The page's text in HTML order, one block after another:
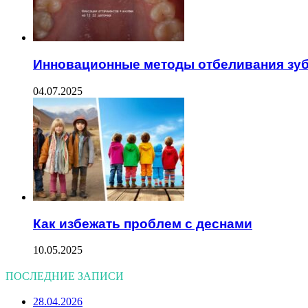
Инновационные методы отбеливания
04.07.2025
Как избежать проблем с деснами
10.05.2025
ПОСЛЕДНИЕ ЗАПИСИ
28.04.2026